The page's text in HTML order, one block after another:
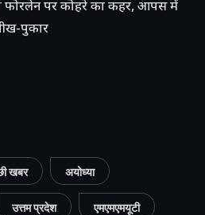
फोरलेन पर कोहरे का कहर, आपस में
पुकार
खबर अयोध्या
उत्तम प्रदेश एमएमएमयूटी